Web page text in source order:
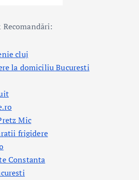
cluj
la domiciliu Bucuresti
Mic
frigidere
Constanta